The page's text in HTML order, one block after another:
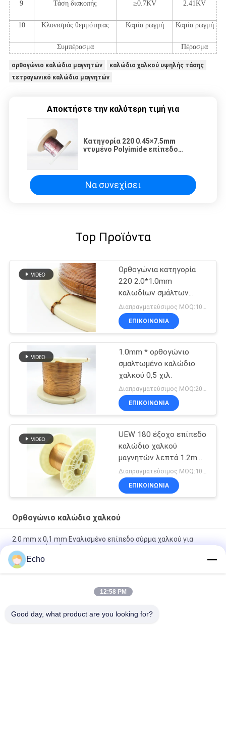
9 Τάση διακοπής ≥0.7KV 2.41KV
10 Κλονισμός θερμότητας Καμία ρωγμή Καμία ρωγμή
Συμπέρασμα Πέρασμα
ορθογώνιο καλώδιο μαγνητών
καλώδιο χαλκού υψηλής τάσης
τετραγωνικό καλώδιο μαγνητών
Αποκτήστε την καλύτερη τιμή για
Κατηγορία 220 0.45×7.5mm
ντυμένο Polyimide επίπεδο
συνδέοντας για τη σπείρα
σημειωματάριων
Να συνεχίσει
Top Προϊόντα
Ορθογώνια κατηγορία
220 2.0*1.0mm
καλωδίων σμάλτων
χαλκού AIW
ΕΠΙΚΟΙΝΩΝΙΑ
1.0mm * ορθογώνιο
σμαλτωμένο καλώδιο
χαλκού 0,5 χιλ.
Διαπραγματεύσιμος MOQ:20Kilogram/Kilograms
ΕΠΙΚΟΙΝΩΝΙΑ
UEW 180 έξοχο επίπεδο
καλώδιο χαλκού
μαγνητών λεπτά 1.2mm
για το τύλιγμα
Διαπραγματεύσιμος MOQ:10 χιλιόγραμμο/χιλιόγραμμα
ΕΠΙΚΟΙΝΩΝΙΑ
Ορθογώνιο καλώδιο χαλκού
2.0 mm x 0,1 mm Εναλισμένο επίπεδο σύρμα χαλκού για
ενεργειακά οχήματα
Υπερ 1,8 mmx0,2 mm UL AIW Εναμελωμένο χαλκό επίπεδο
σύρμα για κινητήρα
UEWH Υπερ λεπτές 1,5 mmx0,1 mm ορθογώνιες σμιλεμένες
Echo
12:58 PM
Good day, what product are you looking for?